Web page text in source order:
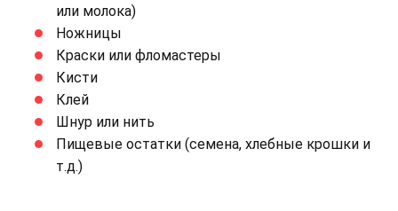
или молока)
Ножницы
Краски или фломастеры
Кисти
Клей
Шнур или нить
Пищевые остатки (семена, хлебные крошки и
т.д.)